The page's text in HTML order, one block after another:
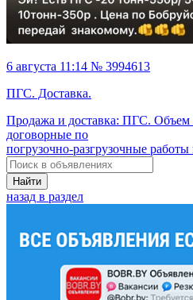
6 августа 11:14 № 3994613
ПГС. Доставка.
Продажа и доставка: ПГС.
договорные по
погрузочно-разгрузочные
Найти
назад в раздел